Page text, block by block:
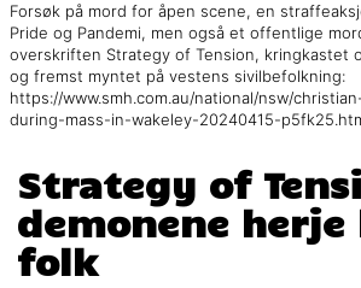
Forsøk på mord for åpen scene, en
Pride og Pandemi, men også et offentlige
overskriften Strategy of Tension, kringkastet
og fremst myntet på vestens sivilbefolkning:
https://www.smh.com.au/national/nsw/
during-mass-in-wakeley-20240415-
Strategy of
demonene
folk